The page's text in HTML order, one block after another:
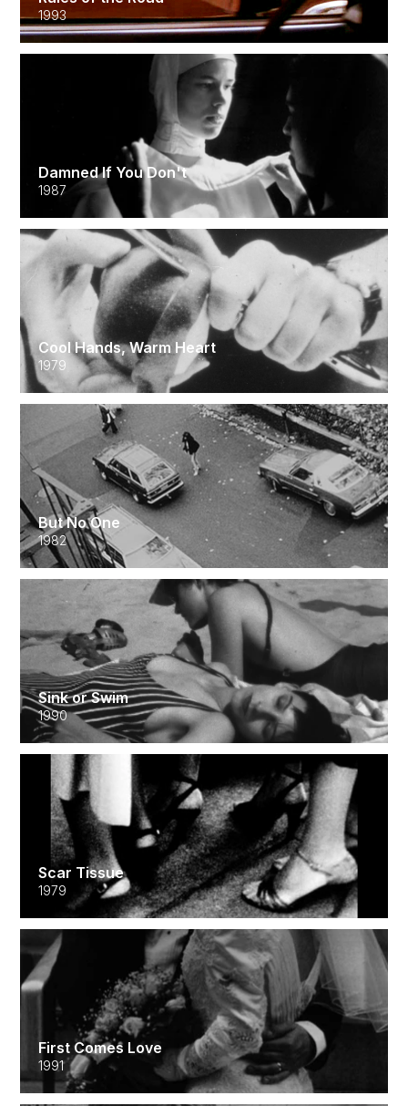
1993
Damned If You Don't
1987
Cool Hands, Warm Heart
1979
But No One
1982
Sink or Swim
1990
Scar Tissue
1979
First Comes Love
1991